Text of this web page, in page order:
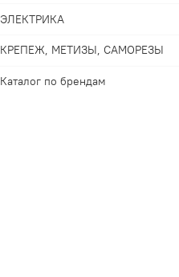
ЭЛЕКТРИКА
КРЕПЕЖ, МЕТИЗЫ, САМОРЕЗЫ
Каталог по брендам